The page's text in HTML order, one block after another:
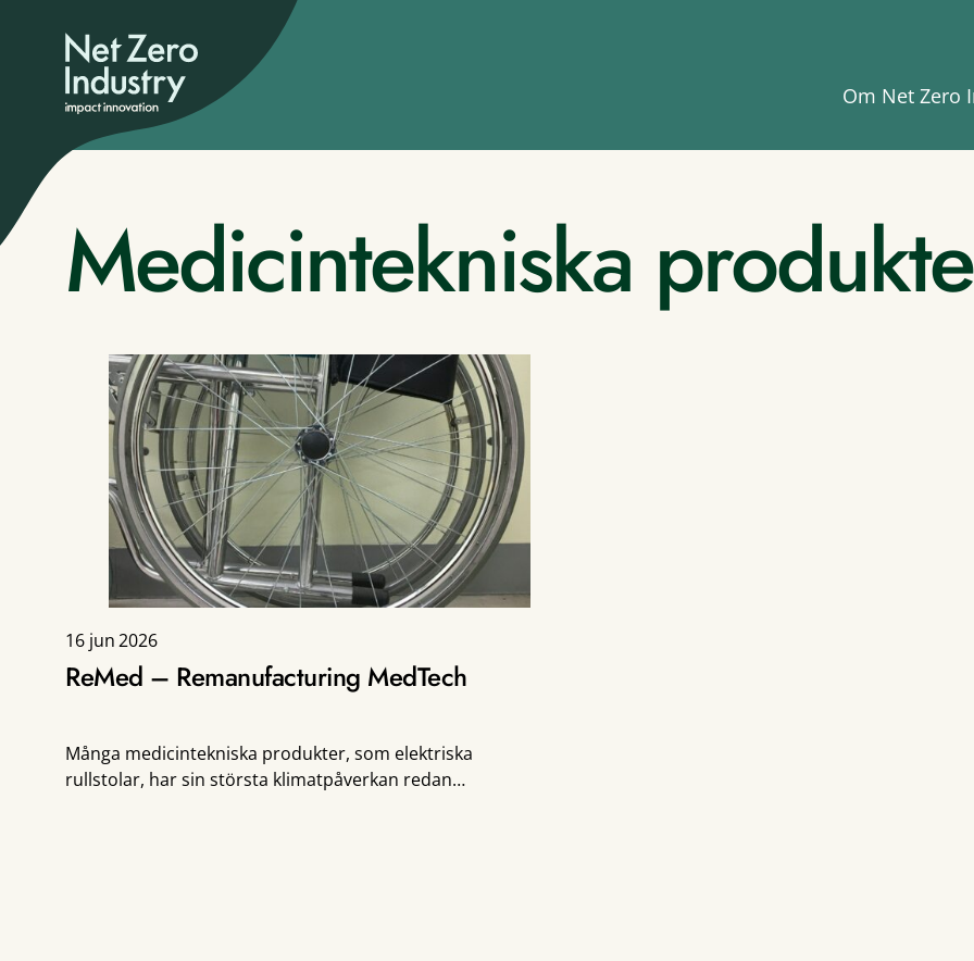
Om Net Zero
Medicintekniska
16 jun 2026
ReMed – Remanufacturing MedTech
Många medicintekniska produkter, som elektriska
rullstolar, har sin största klimatpåverkan redan